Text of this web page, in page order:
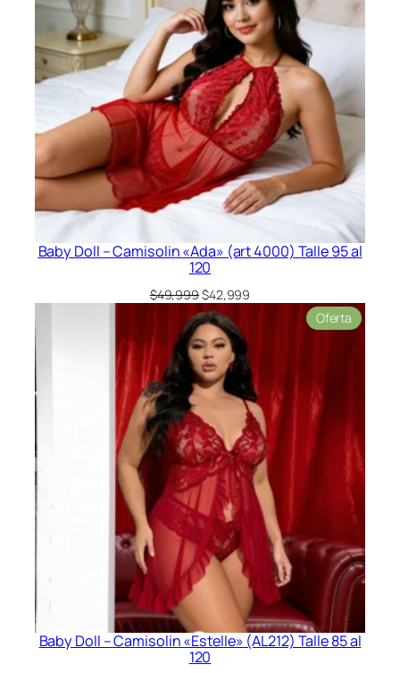
Baby Doll – Camisolin «Ada» (art 4000) Talle 95 al
120
$49,999El
precio
original
era:
$49,999.
$42,999
$42,999.
Oferta
en
Baby Doll – Camisolin «Estelle» (AL212) Talle 85 al
120